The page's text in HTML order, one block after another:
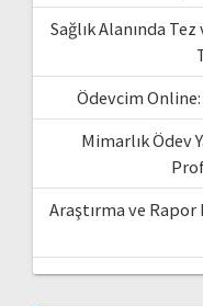
Sağlık Alanında
Ödevcim
Mimarlık Ödev
Araştırma ve